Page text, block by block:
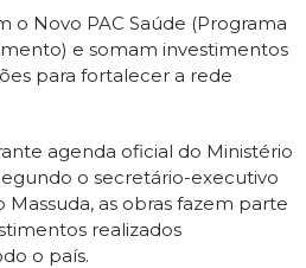
o Novo PAC Saúde (Programa
e somam investimentos
para fortalecer a rede
agenda oficial do Ministério
o secretário-executivo
Massuda, as obras fazem parte
realizados
o país.